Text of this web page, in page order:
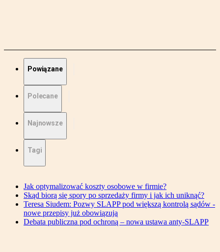
Powiązane
Polecane
Najnowsze
Tagi
Jak optymalizować koszty osobowe w firmie?
Skąd biorą się spory po sprzedaży firmy i jak ich uniknąć?
Teresa Siudem: Pozwy SLAPP pod większą kontrolą sądów -
nowe przepisy już obowiązują
Debata publiczna pod ochroną – nowa ustawa anty-SLAPP